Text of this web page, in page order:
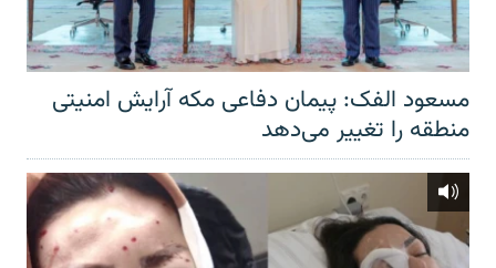
مسعود الفک: پیمان دفاعی مکه آرایش امنیتی
منطقه را تغییر می‌دهد